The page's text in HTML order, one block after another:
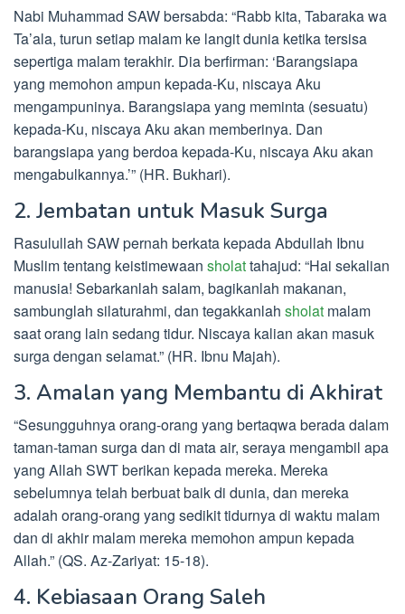
Nabi Muhammad SAW bersabda: “Rabb kita, Tabaraka wa
Ta’ala, turun setiap malam ke langit dunia ketika tersisa
sepertiga malam terakhir. Dia berfirman: ‘Barangsiapa
yang memohon ampun kepada-Ku, niscaya Aku
mengampuninya. Barangsiapa yang meminta (sesuatu)
kepada-Ku, niscaya Aku akan memberinya. Dan
barangsiapa yang berdoa kepada-Ku, niscaya Aku akan
mengabulkannya.’” (HR. Bukhari).
2. Jembatan untuk Masuk Surga
Rasulullah SAW pernah berkata kepada Abdullah Ibnu
Muslim tentang keistimewaan sholattahajud: “Hai sekalian
manusia! Sebarkanlah salam, bagikanlah makanan,
sambunglah silaturahmi, dan tegakkanlah sholat malam
saat orang lain sedang tidur. Niscaya kalian akan masuk
surga dengan selamat.” (HR. Ibnu Majah).
3. Amalan yang Membantu di Akhirat
“Sesungguhnya orang-orang yang bertaqwa berada dalam
taman-taman surga dan di mata air, seraya mengambil apa
yang Allah SWT berikan kepada mereka. Mereka
sebelumnya telah berbuat baik di dunia, dan mereka
adalah orang-orang yang sedikit tidurnya di waktu malam
dan di akhir malam mereka memohon ampun kepada
Allah.” (QS. Az-Zariyat: 15-18).
4. Kebiasaan Orang Saleh